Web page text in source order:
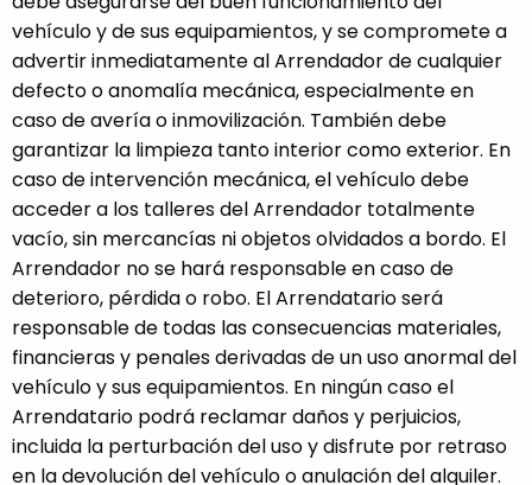
vehículo y de sus equipamientos, y se compromete a
advertir inmediatamente al Arrendador de cualquier
defecto o anomalía mecánica, especialmente en
caso de avería o inmovilización. También debe
garantizar la limpieza tanto interior como exterior. En
caso de intervención mecánica, el vehículo debe
acceder a los talleres del Arrendador totalmente
vacío, sin mercancías ni objetos olvidados a bordo. El
Arrendador no se hará responsable en caso de
deterioro, pérdida o robo. El Arrendatario será
responsable de todas las consecuencias materiales,
financieras y penales derivadas de un uso anormal del
vehículo y sus equipamientos. En ningún caso el
Arrendatario podrá reclamar daños y perjuicios,
incluida la perturbación del uso y disfrute por retraso
en la devolución del vehículo o anulación del alquiler.